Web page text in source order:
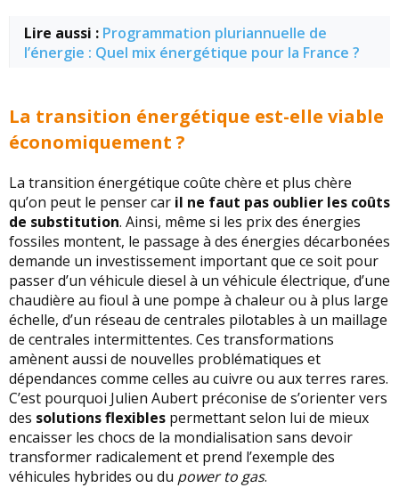
Lire aussi : Programmation pluriannuelle de
l’énergie : Quel mix énergétique pour la France ?
La transition énergétique est-elle viable
économiquement ?
La transition énergétique coûte chère et plus chère
qu’on peut le penser car il ne faut pas oublier les coûts
de substitution. Ainsi, même si les prix des énergies
fossiles montent, le passage à des énergies décarbonées
demande un investissement important que ce soit pour
passer d’un véhicule diesel à un véhicule électrique, d’une
chaudière au fioul à une pompe à chaleur ou à plus large
échelle, d’un réseau de centrales pilotables à un maillage
de centrales intermittentes. Ces transformations
amènent aussi de nouvelles problématiques et
dépendances comme celles au cuivre ou aux terres rares.
C’est pourquoi Julien Aubert préconise de s’orienter vers
des solutions flexibles permettant selon lui de mieux
encaisser les chocs de la mondialisation sans devoir
transformer radicalement et prend l’exemple des
véhicules hybrides ou du power to gas.